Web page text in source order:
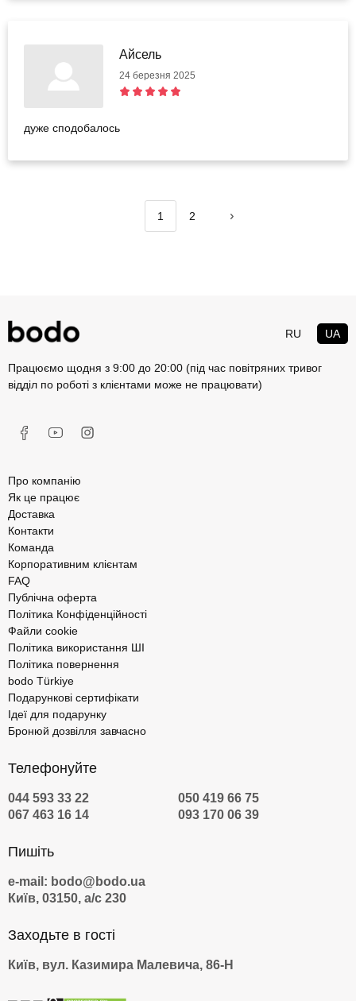
Айсель
24 березня 2025
дуже сподобалось
1 2
RU UA
Працюємо щодня з 9:00 до 20:00 (під час повітряних тривог
відділ по роботі з клієнтами може не працювати)
Про компанію
Як це працює
Доставка
Контакти
Команда
Корпоративним клієнтам
FAQ
Публічна оферта
Політика Конфіденційності
Файли cookie
Політика використання ШІ
Політика повернення
bodo Türkiye
Подарункові сертифікати
Ідеї для подарунку
Бронюй дозвілля завчасно
Телефонуйте
044 593 33 22
050 419 66 75
067 463 16 14
093 170 06 39
Пишіть
e-mail: bodo@bodo.ua
Київ, 03150, а/с 230
Заходьте в гості
Київ, вул. Казимира Малевича, 86-Н